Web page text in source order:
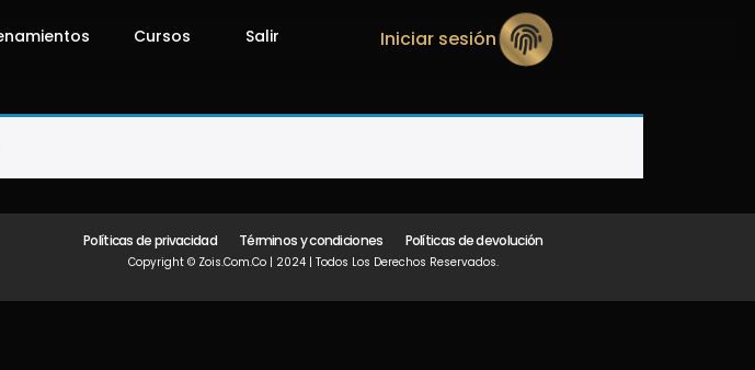
Cursos Salir Iniciar sesión
Políticas de privacidad Términos y condiciones Políticas de devolución
Copyright © Zois.com.co | 2024 | Todos Los Derechos Reservados.